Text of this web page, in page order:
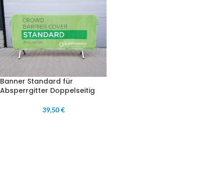
Banner Standard für
Absperrgitter Doppelseitig
39,50 €